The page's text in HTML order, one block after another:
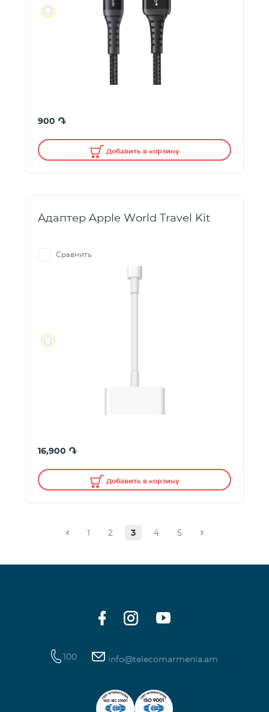
900 ֏
Добавить в корзину
Адаптер Apple World Travel Kit
Сравнить
16,900 ֏
Добавить в корзину
1 2 3 4 5
100 info@telecomarmenia.am